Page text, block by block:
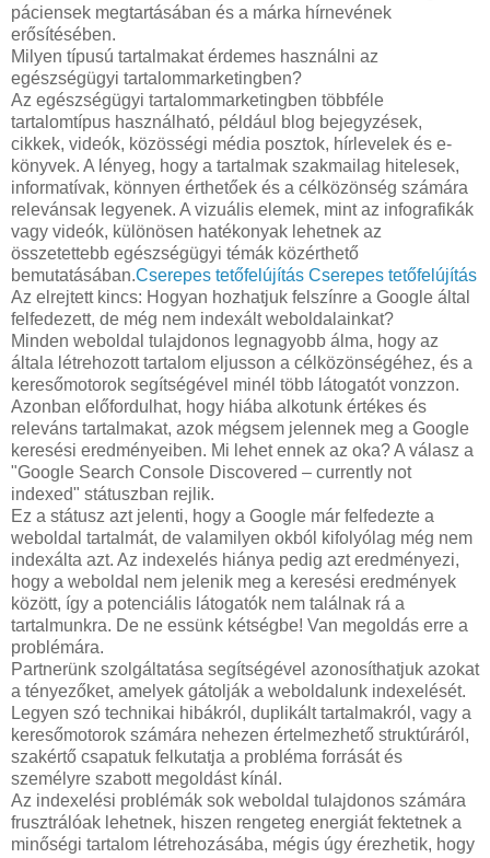
páciensek megtartásában és a márka hírnevének
erősítésében.
Milyen típusú tartalmakat érdemes használni az
egészségügyi tartalommarketingben?
Az egészségügyi tartalommarketingben többféle
tartalomtípus használható, például blog bejegyzések,
cikkek, videók, közösségi média posztok, hírlevelek és e-
könyvek. A lényeg, hogy a tartalmak szakmailag hitelesek,
informatívak, könnyen érthetőek és a célközönség számára
relevánsak legyenek. A vizuális elemek, mint az infografikák
vagy videók, különösen hatékonyak lehetnek az
összetettebb egészségügyi témák közérthető
bemutatásában.Cserepes tetőfelújítás Cserepes tetőfelújítás
Az elrejtett kincs: Hogyan hozhatjuk felszínre a Google által
felfedezett, de még nem indexált weboldalainkat?
Minden weboldal tulajdonos legnagyobb álma, hogy az
általa létrehozott tartalom eljusson a célközönségéhez, és a
keresőmotorok segítségével minél több látogatót vonzzon.
Azonban előfordulhat, hogy hiába alkotunk értékes és
releváns tartalmakat, azok mégsem jelennek meg a Google
keresési eredményeiben. Mi lehet ennek az oka? A válasz a
"Google Search Console Discovered – currently not
indexed" státuszban rejlik.
Ez a státusz azt jelenti, hogy a Google már felfedezte a
weboldal tartalmát, de valamilyen okból kifolyólag még nem
indexálta azt. Az indexelés hiánya pedig azt eredményezi,
hogy a weboldal nem jelenik meg a keresési eredmények
között, így a potenciális látogatók nem találnak rá a
tartalmunkra. De ne essünk kétségbe! Van megoldás erre a
problémára.
Partnerünk szolgáltatása segítségével azonosíthatjuk azokat
a tényezőket, amelyek gátolják a weboldalunk indexelését.
Legyen szó technikai hibákról, duplikált tartalmakról, vagy a
keresőmotorok számára nehezen értelmezhető struktúráról,
szakértő csapatuk felkutatja a probléma forrását és
személyre szabott megoldást kínál.
Az indexelési problémák sok weboldal tulajdonos számára
frusztrálóak lehetnek, hiszen rengeteg energiát fektetnek a
minőségi tartalom létrehozásába, mégis úgy érezhetik, hogy